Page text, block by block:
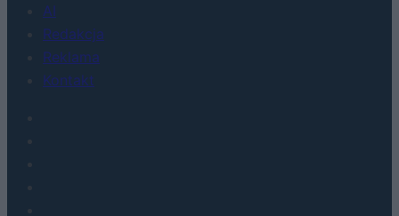
AI
Redakcja
Reklama
Kontakt